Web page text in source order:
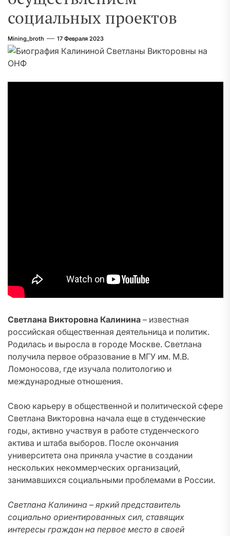
социальных проектов
Mining_broth 17 Февраля 2023
Светлана Викторовна Калинина – известная
российская общественная деятельница и политик.
Родилась и выросла в городе Москве. Светлана
получила первое образование в МГУ им. М.В.
Ломоносова, где изучала политологию и
международные отношения.
Свою карьеру в общественной и политической сфере
Светлана Викторовна начала еще в студенческие
годы, активно участвуя в работе студенческого
актива и штаба выборов. После окончания
университета она приняла участие в создании
нескольких некоммерческих организаций,
занимавшихся социальными проблемами в России.
Светлана Калинина – яркий представитель
социально ориентированных сил, ставящих
интересы граждан на первое место в своей